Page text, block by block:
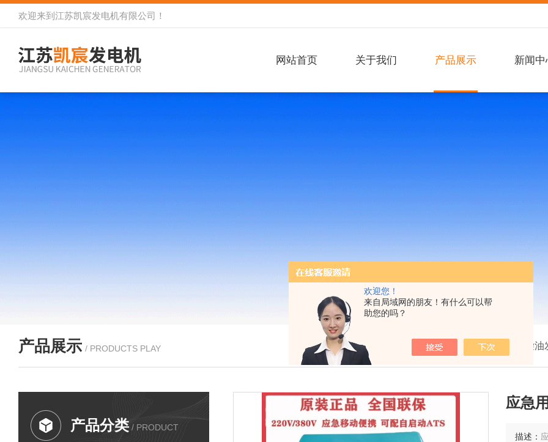
欢迎您！
来自局域网的朋友！有什么可以帮
助您的吗？
欢迎来到 江苏凯宸发电机有限公司 ！
网站首页 关于我们 产品展示 新闻中
产品展示 / PRODUCTS PLAY 首页> 产品展示> 小型柴
产品分类 / PRODUCT
应急
描述：